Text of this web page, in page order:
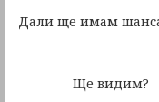
Дали ще имам
Ще видим?